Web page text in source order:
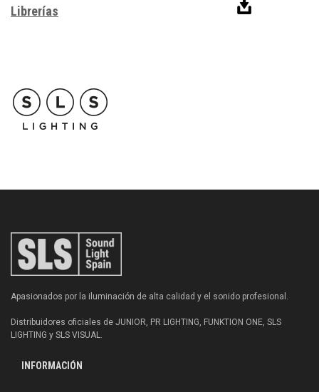
Librerías
Apasionados por la iluminación de alta calidad y el sonido profesional.
Distribuidores oficiales de JUNIOR, PR LIGHTING, FUNKTION ONE, SLS
LIGHTING y SLS VISUAL.
INFORMACIÓN